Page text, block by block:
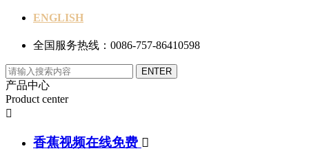
ENGLISH
全国服务热线：0086-757-86410598
产品中心
Product center

香蕉视频在线免费 